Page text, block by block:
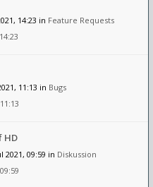
14:23 in Feature Requests
11:13 in Bugs
HD
2021, 09:59 in Diskussion